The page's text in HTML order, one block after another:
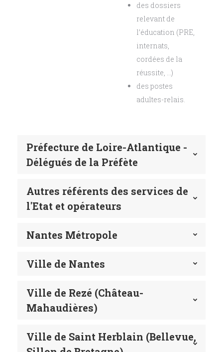
des dossiers
relevant de
l’éducation (PRE,
internats,
cordées de la
réussite, …)
des postes
adultes-relais.
Préfecture de Loire-Atlantique -
Délégués de la Préfète
Autres référents des services de
l'Etat et opérateurs
Nantes Métropole
Ville de Nantes
Ville de Rezé (Château-
Mahaudières)
Ville de Saint Herblain (Bellevue,